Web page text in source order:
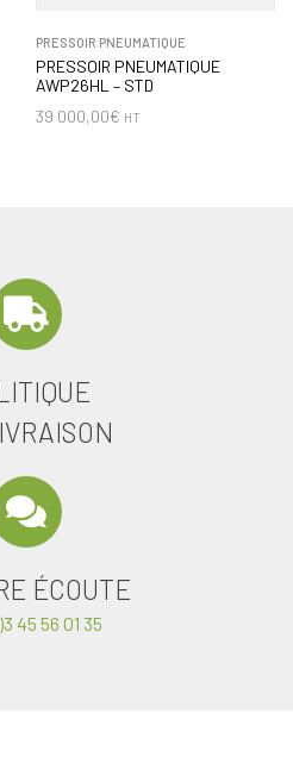
PRESSOIR PNEUMATIQUE
PRESSOIR PNEUMATIQUE
AWP26HL – STD
39 000,00€ HT
ÉCOUTE
45 56 01 35